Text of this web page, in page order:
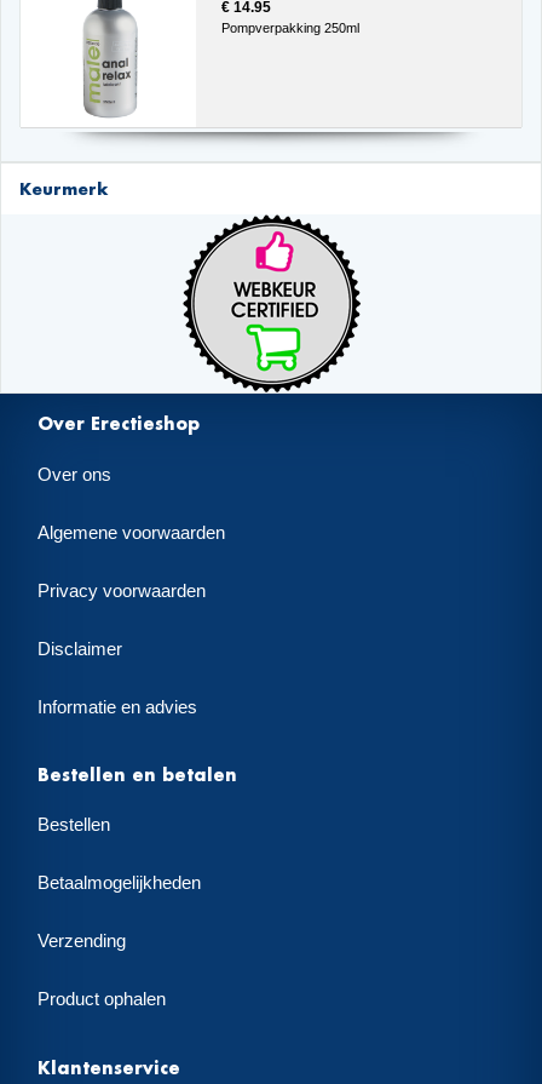
€ 14.95
Pompverpakking 250ml
Keurmerk
Over Erectieshop
Over ons
Algemene voorwaarden
Privacy voorwaarden
Disclaimer
Informatie en advies
Bestellen en betalen
Bestellen
Betaalmogelijkheden
Verzending
Product ophalen
Klantenservice